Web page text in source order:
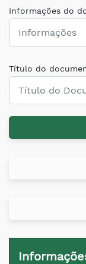
Informações do
Título do